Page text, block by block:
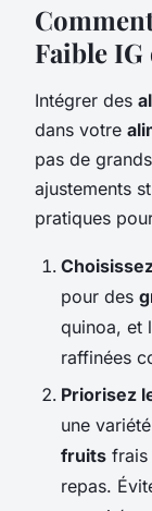
Faible IG
Intégrer des
dans votre
pas de
ajustements
pratiques
pour des
quinoa, et
raffinées
Priorisez
une
fruits frais
repas.